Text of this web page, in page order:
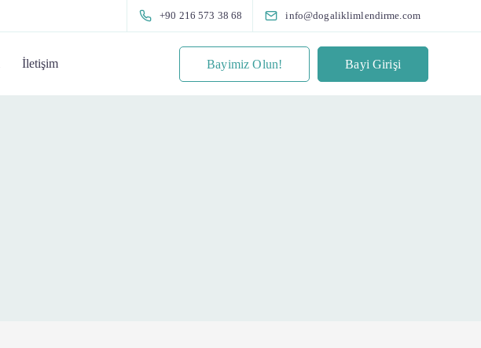
+90 216 573 38 68 info@dogaliklimlendirme.com
İletişim Bayimiz Olun! Bayi Girişi